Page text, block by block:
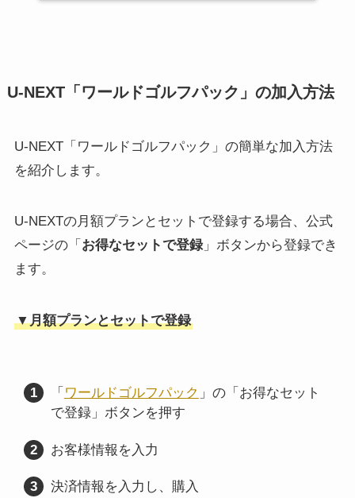
U-NEXT「ワールドゴルフパック」の加入方法
U-NEXT「ワールドゴルフパック」の簡単な加入方法
を紹介します。
U-NEXTの月額プランとセットで登録する場合、公式
ページの「 お得なセットで登録」ボタンから登録でき
ます。
▼月額プランとセットで登録
「 ワールドゴルフパック 」の「お得なセット
で登録」ボタンを押す
お客様情報を入力
決済情報を入力し、購入